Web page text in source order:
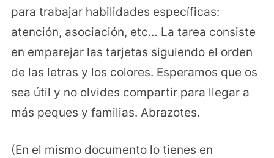
para trabajar habilidades específicas:
atención, asociación, etc… La tarea consiste
en emparejar las tarjetas siguiendo el orden
de las letras y los colores. Esperamos que os
sea útil y no olvides compartir para llegar a
más peques y familias. Abrazotes.
(En el mismo documento lo tienes en